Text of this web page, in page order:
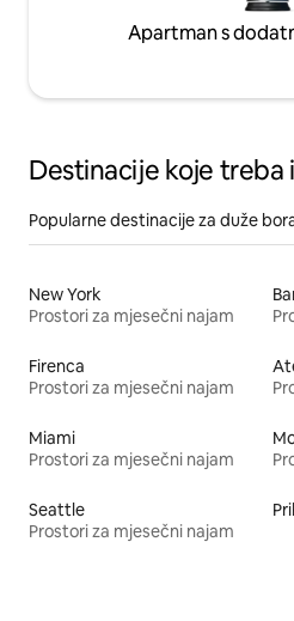
Apartman s
Destinacije koje treba
Popularne destinacije za duže
New York
Prostori za mjesečni najam
Firenca
Prostori za mjesečni najam
Miami
Prostori za mjesečni najam
Seattle
Prostori za mjesečni najam